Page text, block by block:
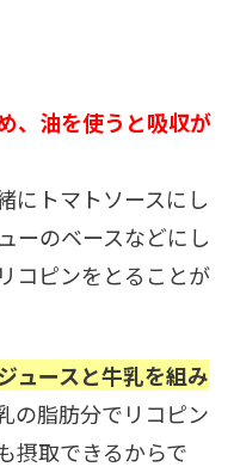
、油を使うと吸収が
にトマトソースにし
ーのベースなどにし
コピンをとることが
ュースと牛乳を組み
の脂肪分でリコピン
摂取できるからで